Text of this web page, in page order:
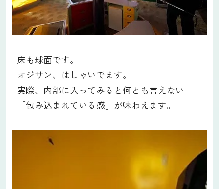
床も球面です。
オジサン、はしゃいでます。
実際、内部に入ってみると何とも言えない
「包み込まれている感」が味わえます。